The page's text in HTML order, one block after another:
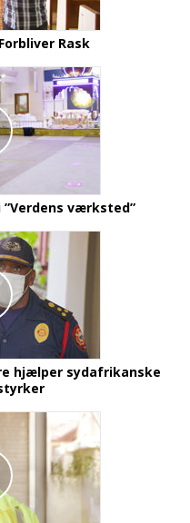
Rask
værksted”
hjælper sydafrikanske